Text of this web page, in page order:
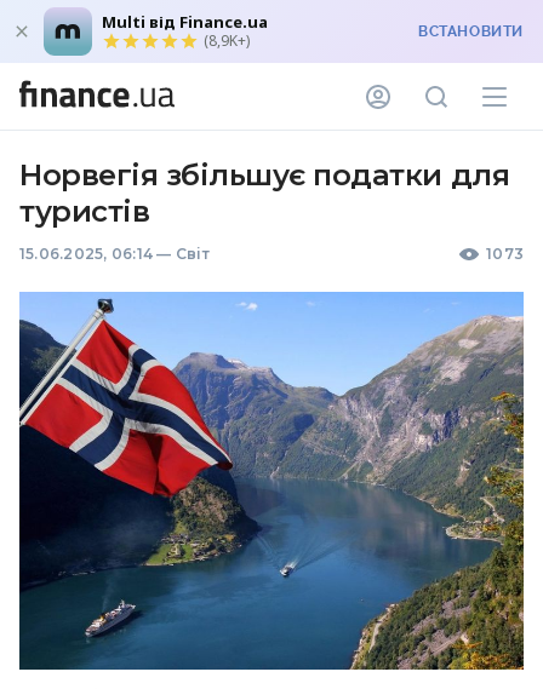
Multi від Finance.ua
(8,9K+) ВСТАНОВИТИ
Норвегія збільшує податки для
туристів
15.06.2025, 06:14 — Світ 1073